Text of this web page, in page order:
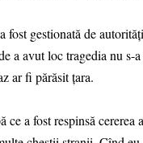
fost gestionată de
a avut loc tragedia nu
ar fi părăsit țara.
a fost respinsă